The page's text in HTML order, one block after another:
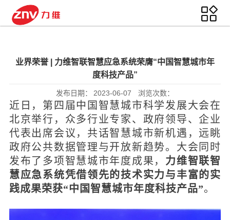
业界荣誉 | 力维智联智慧应急系统荣膺“中国智慧城市年
度科技产品”
发布日期： 2023-06-07 浏览次数：
近日，第四届中国智慧城市科学发展大会在
北京举行，众多行业专家、政府领导、企业
代表出席会议，共话智慧城市新机遇，远眺
政府公共数据管理与开放新趋势。大会同时
发布了多项智慧城市年度成果， 力维智联智
慧应急系统凭借领先的技术实力与丰富的实
践成果荣获“中国智慧城市年度科技产品”。